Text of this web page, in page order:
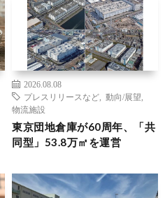
2026.08.08
プレスリリースなど
動向/展望
物流施設
東京団地倉庫が60周年、「共
同型」53.8万㎡を運営